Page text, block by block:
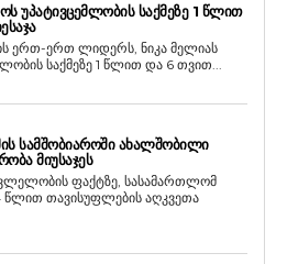
ᲣᲞᲐᲢᲘᲕᲪᲔᲛᲚᲝᲑᲘᲡ ᲡᲐᲥᲛᲔᲖᲔ 1 ᲬᲚᲘᲗ
ერთ-ერთ ლიდერს, ნიკა მელიას
საქმეზე 1 წლით და 6 თვით...
ᲡᲐᲛᲨᲝᲑᲘᲐᲠᲝᲨᲘ ᲐᲮᲐᲚᲨᲝᲑᲘᲚᲘ
ᲛᲘᲣᲡᲐᲯᲔᲡ
ფაქტზე, სასამართლომ
თავისუფლების აღკვეთა